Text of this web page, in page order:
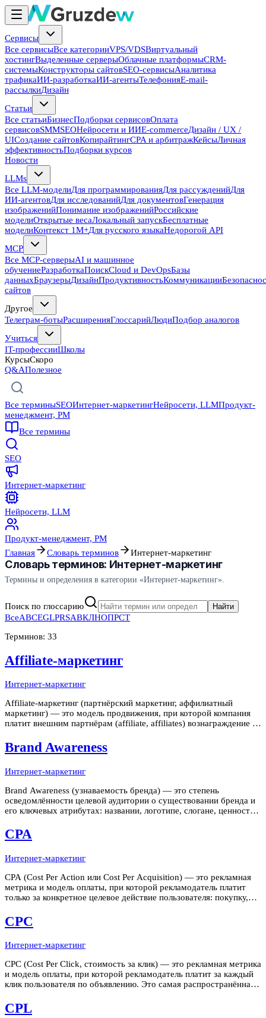
Сервисы
Все сервисыВсе категорииVPS/VDSВиртуальный
хостингВыделенные серверыОблачные платформыCRM-
системыКонструкторы сайтовSEO-сервисыАналитика
трафикаИИ-разработкаИИ-агентыТелефонияE-mail-
рассылкиДизайн
Статьи
Все статьиБизнесПодборки сервисовОплата
сервисовSMMSEOНейросети и ИИE-commerceДизайн / UX /
UIСоздание сайтовКопирайтингCPA и арбитражКейсыЛичная
эффективностьПодборки курсов
Новости
LLMs
Все LLM-моделиДля программированияДля рассужденийДля
ИИ-агентовДля исследованийДля документовГенерация
изображенийПонимание изображенийРоссийские
моделиОткрытые весаЛокальный запускБесплатные
моделиКонтекст 1M+Для русского языкаНедорогой API
MCP
Все MCP-серверыAI и машинное
обучениеРазработкаПоискCloud и DevOpsБазы
данныхБраузерыДизайнПродуктивностьКоммуникации
сайтов
Другое
Телеграм-ботыРасширенияГлоссарийЛюдиПодбор аналогов
Учиться
IT-профессииШколы
КурсыСкоро
Q&AПолезное
Все терминыSEOИнтернет-маркетингНейросети, LLMПродукт-
менеджмент, PM
Все термины
SEO
Интернет-маркетинг
Нейросети, LLM
Продукт-менеджмент, PM
Главная
Словарь терминов Интернет-маркетинг
Словарь терминов: Интернет-маркетинг
Термины и определения в категории «Интернет-маркетинг».
Поиск по глоссарию Найти
ВсеABCEGLPRSАВКЛНОПРСТ
Терминов: 33
Affiliate-маркетинг
Интернет-маркетинг
Affiliate-маркетинг (партнёрский маркетинг, аффилиатный
маркетинг) — это модель продвижения, при которой компания
платит внешним партнёрам (affiliate, affiliates) вознаграждение за
действие. Партнёры рекламируют продукт рекламодателя
своими ресурс
Brand Awareness
Интернет-маркетинг
Brand Awareness (узнаваемость бренда) — это степень
осведомлённости целевой аудитории о существовании бренда и
его ключевых атрибутах: названии, логотипе, слогане, ценностях,
маркетинговой воронки: человек не может купить продукт у
бренда, о котором он
CPA
Интернет-маркетинг
CPA (Cost Per Action или Cost Per Acquisition) — это рекламная
метрика и модель оплаты, при которой рекламодатель платит
только за конкретное целевое действие пользователя: покупку,
приложения. В отличие от CPL, где "лидом" может быть просто
зап
CPC
Интернет-маркетинг
CPC (Cost Per Click, стоимость за клик) — это рекламная метрика
и модель оплаты, при которой рекламодатель платит за каждый
клик пользователя по объявлению. Это самая распространённая
таргетированной рекламе (ВКонтакте, myTarget). CPC позволяет
т
CPL